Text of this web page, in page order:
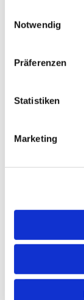
Notwendig
Präferenzen
Statistiken
Marketing